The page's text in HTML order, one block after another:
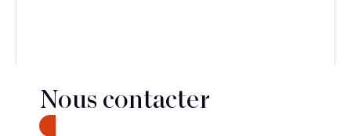
Nous contacter